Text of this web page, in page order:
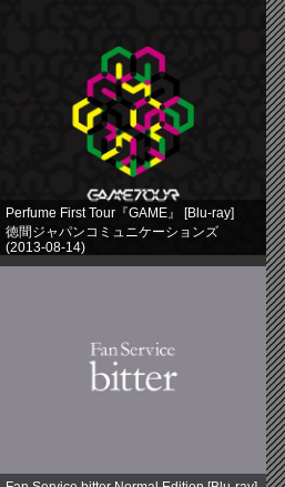
Perfume First Tour『GAME』 [Blu-ray]
徳間ジャパンコミュニケーションズ
(2013-08-14)
売り上げランキング: 758